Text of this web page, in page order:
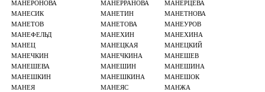
МАНЕРОНОВА
МАНЕРРАНОВА
МАНЕРЦЕВА
МАНЕСИК
МАНЕТИН
МАНЕТНОВА
МАНЕТОВ
МАНЕТОВА
МАНЕУРОВ
МАНЕФЕЛЬД
МАНЕХИН
МАНЕХИНА
МАНЕЦ
МАНЕЦКАЯ
МАНЕЦКИЙ
МАНЕЧКИН
МАНЕЧКИНА
МАНЕШЕВ
МАНЕШЕВА
МАНЕШИН
МАНЕШИНА
МАНЕШКИН
МАНЕШКИНА
МАНЕШОК
МАНЕЯ
МАНЕЯС
МАНЖА